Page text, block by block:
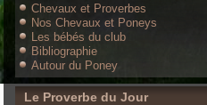
Chevaux et Proverbes
Nos Chevaux et Poneys
Les bébés du club
Bibliographie
Autour du Poney
Le Proverbe du Jour